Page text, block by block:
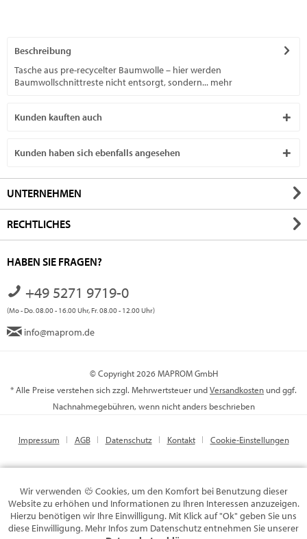
Beschreibung
Tasche aus pre-recycelter Baumwolle – hier werden
Baumwollschnittreste nicht entsorgt, sondern... mehr
Kunden kauften auch
Kunden haben sich ebenfalls angesehen
UNTERNEHMEN
RECHTLICHES
HABEN SIE FRAGEN?
+49 5271 9719-0
(Mo - Do. 08.00 - 16.00 Uhr, Fr. 08.00 - 12.00 Uhr)
info@maprom.de
© Copyright 2026 MAPROM GmbH
* Alle Preise verstehen sich zzgl. Mehrwertsteuer undVersandkosten und ggf.
Nachnahmegebühren, wenn nicht anders beschrieben
Impressum AGB Datenschutz Kontakt Cookie-Einstellungen
Wir verwenden
Cookies, um den Komfort bei Benutzung dieser
Website zu erhöhen und Informationen zu Ihren Interessen anzuzeigen.
Hierzu benötigen wir Ihre Einwilligung. Mit Klick auf "Ok" geben Sie uns
diese Einwilligung. Mehr Infos zum Datenschutz entnehmen Sie unserer